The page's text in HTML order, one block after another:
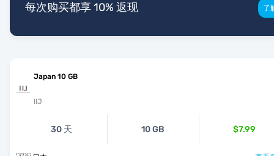
每次购买都享 10% 返现 了
Japan 10 GB
IIJ
30 天 10 GB $7.99